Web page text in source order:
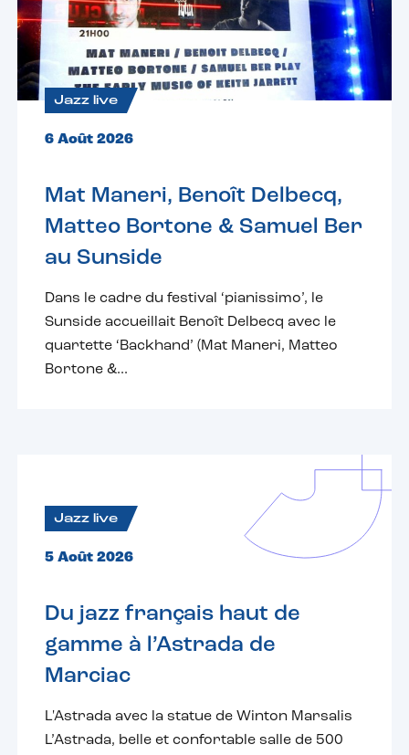
Jazz live
6 Août 2026
Mat Maneri, Benoît Delbecq,
Matteo Bortone & Samuel Ber
au Sunside
Dans le cadre du festival ‘pianissimo’, le
Sunside accueillait Benoît Delbecq avec le
quartette ‘Backhand’ (Mat Maneri, Matteo
Bortone &...
Jazz live
5 Août 2026
Du jazz français haut de
gamme à l’Astrada de
Marciac
L'Astrada avec la statue de Winton Marsalis
L’Astrada, belle et confortable salle de 500